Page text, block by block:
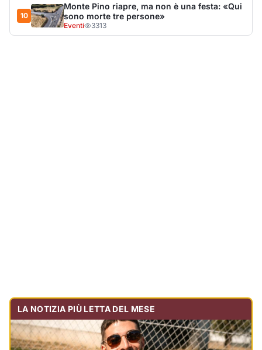
10
Monte Pino riapre, ma non è una festa: «Qui
sono morte tre persone»
Eventi 3313
LA NOTIZIA PIÙ LETTA DEL MESE